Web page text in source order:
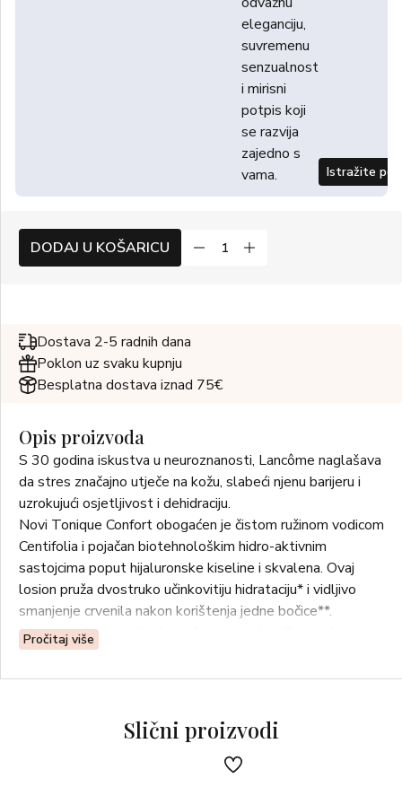
eleganciju,
suvremenu
senzualnost
i mirisni
potpis koji
se razvija
zajedno s
vama.
Istražite
DODAJ U KOŠARICU
Dostava 2-5 radnih dana
Poklon uz svaku kupnju
Besplatna dostava iznad 75€
Opis proizvoda
S 30 godina iskustva u neuroznanosti, Lancôme naglašava
da stres značajno utječe na kožu, slabeći njenu barijeru i
uzrokujući osjetljivost i dehidraciju.
Novi Tonique Confort obogaćen je čistom ružinom vodicom
Centifolia i pojačan biotehnološkim hidro-aktivnim
sastojcima poput hijaluronske kiseline i skvalena. Ovaj
losion pruža dvostruko učinkovitiju hidrataciju* i vidljivo
smanjenje crvenila nakon korištenja jedne bočice**.
*u usporedbi s prethodnom formulom, kliničko bodovanje,
24 žene, nakon 4 sata
**samoprocjena, 79 žena, 4 tjedna
podrijetla ružu Centifolia s aktivnim sastojcima za
hidrataciju kože dobivenim biotehnološkim procesima:
hijaluronsku kiselinu, sada tri puta koncentriraniju*, i
Pročitaj više
Slični proizvodi